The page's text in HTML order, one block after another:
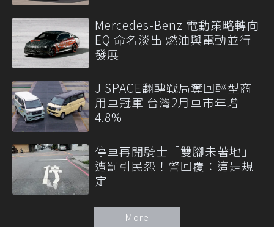
Mercedes-Benz 電動策略轉向
EQ 命名淡出 燃油與電動並行
發展
J SPACE翻轉戰局奪回輕型商
用車冠軍 台灣2月車市年增
4.8%
停車再開騎士「雙腳未著地」
遭罰引民怨！警回覆：這是規
定
More